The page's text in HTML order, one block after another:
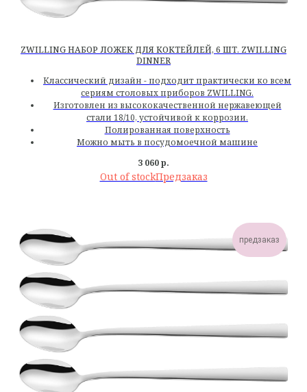
ZWILLING НАБОР ЛОЖЕК ДЛЯ КОКТЕЙЛЕЙ, 6 ШТ. ZWILLING
DINNER
Классический дизайн - подходит практически ко всем
сериям столовых приборов ZWILLING.
Изготовлен из высококачественной нержавеющей
стали 18/10, устойчивой к коррозии.
Полированная поверхность
Можно мыть в посудомоечной машине
3 060р.
Out of stock
предзаказ